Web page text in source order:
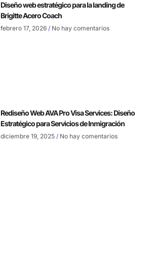
Diseño web estratégico para la landing de
Brigitte Acero Coach
febrero 17, 2026 No hay comentarios
Rediseño Web AVA Pro Visa Services: Diseño
Estratégico para Servicios de Inmigración
diciembre 19, 2025 No hay comentarios